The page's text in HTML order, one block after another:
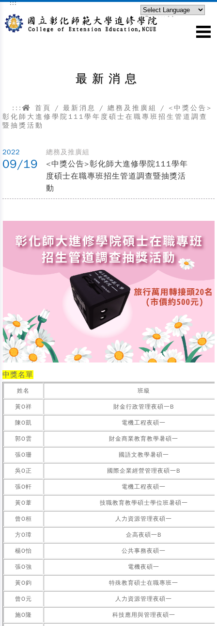
跳到主要內容區塊
:::
Powered by
最新消息
::: 首頁 / 最新消息 / 總務及推廣組 / <中獎公告>
彰化師大進修學院111學年度碩士在職專班招生管道調查
暨抽獎活動
2022
09/19
總務及推廣組
<中獎公告>彰化師大進修學院111學年
度碩士在職專班招生管道調查暨抽獎活
動
中獎名單
姓名 班級
黃O祥 財金行政管理夜碩一B
陳O凱 電機工程夜碩一
郭O雲 財金商業教育教學暑碩一
張O珊 國語文教學暑碩一
吳O正 國際企業經營管理夜碩一B
張O軒 電機工程夜碩一
黃O葦 技職教育教學碩士學位班暑碩一
曾O桓 人力資源管理夜碩一
方O璋 企高夜碩一B
楊O怡 公共事務夜碩一
張O強 電機夜碩一
黃O鈞 特殊教育碩士在職專班一
曾O元 人力資源管理夜碩一
施O隆 科技應用與管理夜碩一